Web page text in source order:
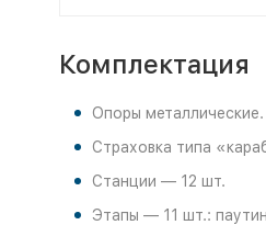
Комплектация
Опоры металлические.
Страховка типа
Станции — 12 шт.
Этапы — 11 шт.: